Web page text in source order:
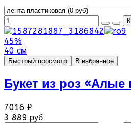
45%
40 см
Быстрый просмотр В избранное
Букет из роз «Алые
7016 ₽
3 889 руб